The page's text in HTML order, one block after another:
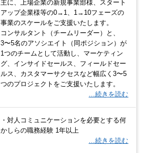
主に、上場企業の新規事業部様、スタート
アップ企業様等の0→1、1→10フェーズの
事業のスケールをご支援いたします。
コンサルタント（チームリーダー）と、
3〜5名のアソシエイト（同ポジション）が
1つのチームとして活動し、マーケティン
グ、インサイドセールス、フィールドセー
ルス、カスタマーサクセスなど幅広く3〜5
つのプロジェクトをご支援いたします。
…続きを読む
・対人コミュニケーションを必要とする何
かしらの職務経験 1年以上
…続きを読む